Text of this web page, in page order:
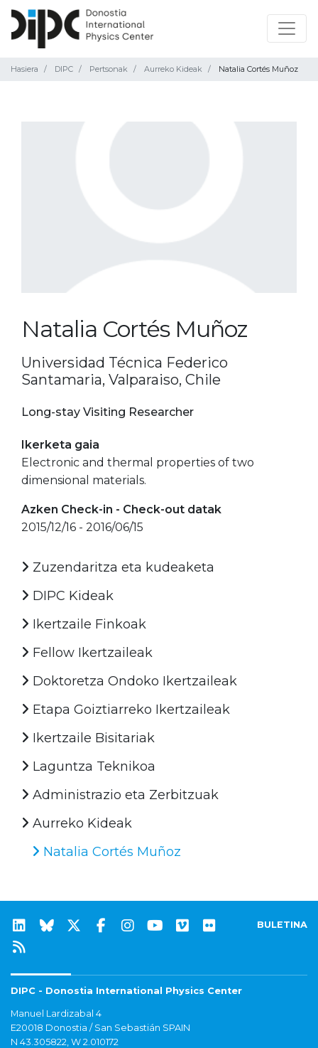
Hasiera DIPC Pertsonak Aurreko Kideak Natalia Cortés Muñoz
Natalia Cortés Muñoz
Universidad Técnica Federico
Santamaria, Valparaiso, Chile
Long-stay Visiting Researcher
Ikerketa gaia
Electronic and thermal properties of two
dimensional materials.
Azken Check-in - Check-out datak
2015/12/16 - 2016/06/15
Zuzendaritza eta kudeaketa
DIPC Kideak
Ikertzaile Finkoak
Fellow Ikertzaileak
Doktoretza Ondoko Ikertzaileak
Etapa Goiztiarreko Ikertzaileak
Ikertzaile Bisitariak
Laguntza Teknikoa
Administrazio eta Zerbitzuak
Aurreko Kideak
Natalia Cortés Muñoz
BULETINA
DIPC - Donostia International Physics Center
Manuel Lardizabal 4
E20018 Donostia / San Sebastián SPAIN
N 43.305822, W 2.010172